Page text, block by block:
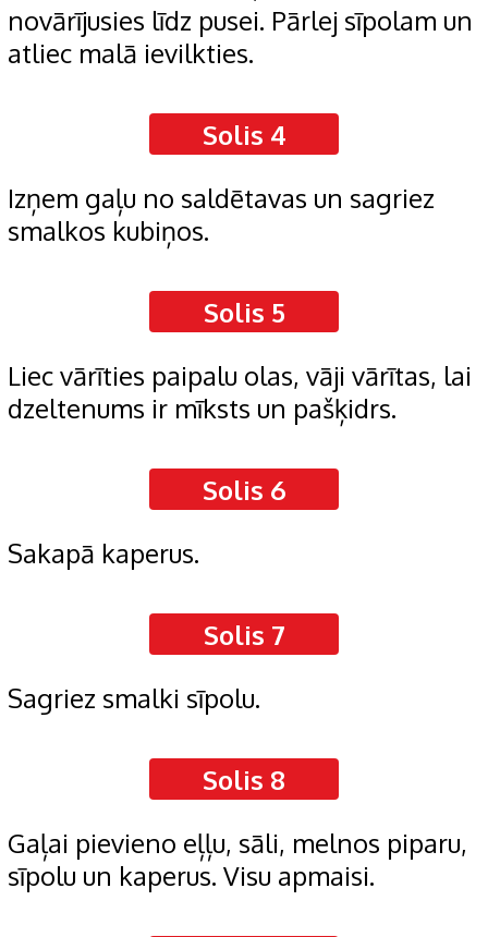
novārījusies līdz pusei. Pārlej sīpolam un
atliec malā ievilkties.
Solis 4
Izņem gaļu no saldētavas un sagriez
smalkos kubiņos.
Solis 5
Liec vārīties paipalu olas, vāji vārītas, lai
dzeltenums ir mīksts un pašķidrs.
Solis 6
Sakapā kaperus.
Solis 7
Sagriez smalki sīpolu.
Solis 8
Gaļai pievieno eļļu, sāli, melnos piparu,
sīpolu un kaperus. Visu apmaisi.